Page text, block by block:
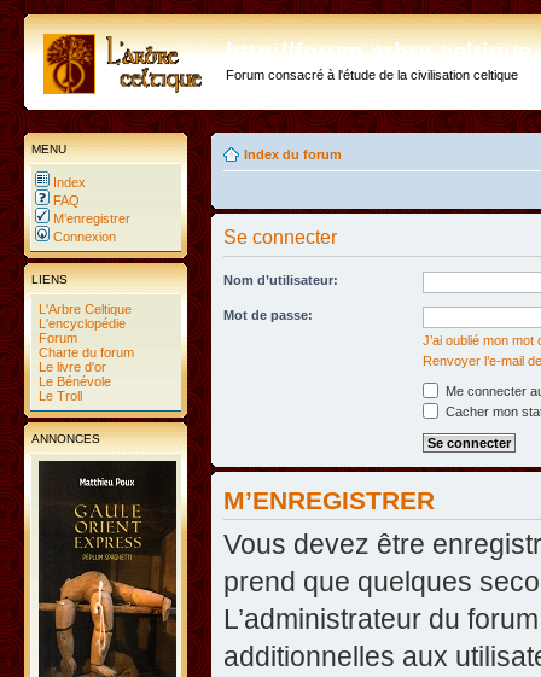
http://forum.arbre-
Forum consacré à l'étude de la civilisation celtique
MENU
Index
FAQ
M’enregistrer
Connexion
LIENS
L'Arbre Celtique
L'encyclopédie
Forum
Charte du forum
Le livre d'or
Le Bénévole
Le Troll
ANNONCES
Index du forum
Se connecter
Nom d’utilisateur:
Mot de passe:
J’ai oublié mon mot
Renvoyer l’e-mail
Me connecter
Cacher mon
M’ENREGISTRER
Vous devez être
prend que quelques
L’administrateur du
additionnelles aux